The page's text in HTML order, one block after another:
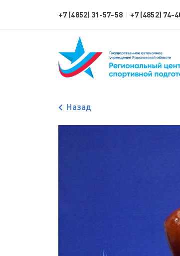
+7 (4852) 31-57-58 | +7 (4852) 74-
Назад